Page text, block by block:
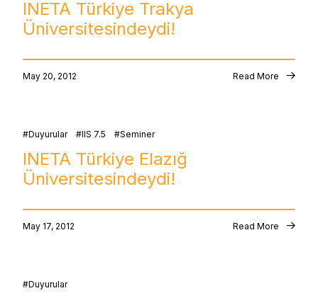
INETA Türkiye Trakya
Üniversitesindeydi!
May 20, 2012 Read More
Duyurular IIS 7.5 Seminer
INETA Türkiye Elazığ
Üniversitesindeydi!
May 17, 2012 Read More
Duyurular